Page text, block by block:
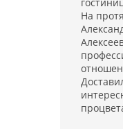
На